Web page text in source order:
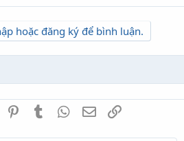
hoặc đăng ký để bình luận.
Reddit PinterestTumblrWhatsApp
Email